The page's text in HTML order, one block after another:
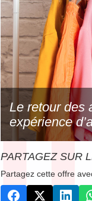
Le retour des
expérience
PARTAGEZ SUR
Partagez cette offre